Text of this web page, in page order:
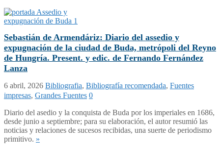
Sebastián de Armendáriz: Diario del assedio y
expugnación de la ciudad de Buda, metrópoli del Reyno
de Hungría. Present. y edic. de Fernando Fernández
Lanza
6 abril, 2026 Bibliografia, Bibliografía recomendada, Fuentes
impresas, Grandes Fuentes 0
Diario del asedio y la conquista de Buda por los imperiales en 1686,
desde junio a septiembre; para su elaboración, el autor resumió las
noticias y relaciones de sucesos recibidas, una suerte de periodismo
primitivo. »